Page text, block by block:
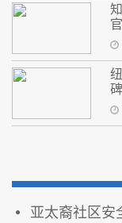
官
碑
亚太裔社区安